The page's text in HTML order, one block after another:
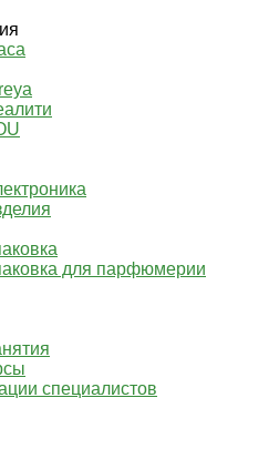
для парфюмерии
специалистов